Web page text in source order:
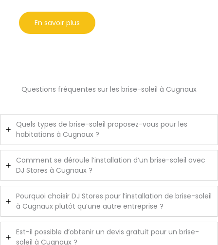
En savoir plus
Questions fréquentes sur les brise-soleil à Cugnaux
Quels types de brise-soleil proposez-vous pour les
habitations à Cugnaux ?
Comment se déroule l’installation d’un brise-soleil avec
DJ Stores à Cugnaux ?
Pourquoi choisir DJ Stores pour l’installation de brise-soleil
à Cugnaux plutôt qu’une autre entreprise ?
Est-il possible d’obtenir un devis gratuit pour un brise-
soleil à Cugnaux ?